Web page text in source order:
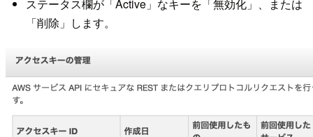
ステータス欄が「Active」なキーを「無効化」、または
「削除」します。